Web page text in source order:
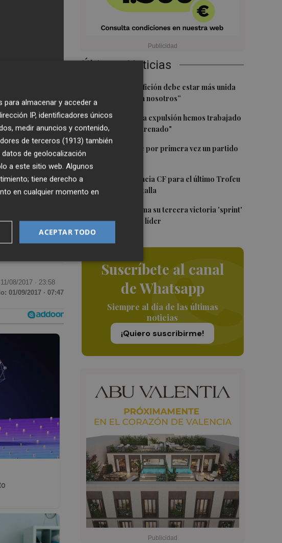
Últimas Noticias
Diakhaby: “La afición debe estar más unida
con el club y con nosotros”
2 Pepelu: "Hasta la expulsión hemos trabajado
como hemos entrenado"
3
Kiat Lim preside por primera vez un partido
4
El once del Valencia CF para el último Trofeu
Taronja de Mestalla
Jorge Martín suma su tercera victoria 'sprint'
del año y es más líder
Suscríbete al canal
de Whatsapp
Siempre al día de las últimas
noticias
¡Quiero suscribirme!
08/2017 · 23:58
01/09/2017 · 07:47
almacenar y acceder a
IP, identificadores únicos
medir anuncios y contenido,
de terceros (1913) también
de geolocalización
a este sitio web. Algunos
tiene derecho a
en cualquier momento en
ACEPTAR TODO